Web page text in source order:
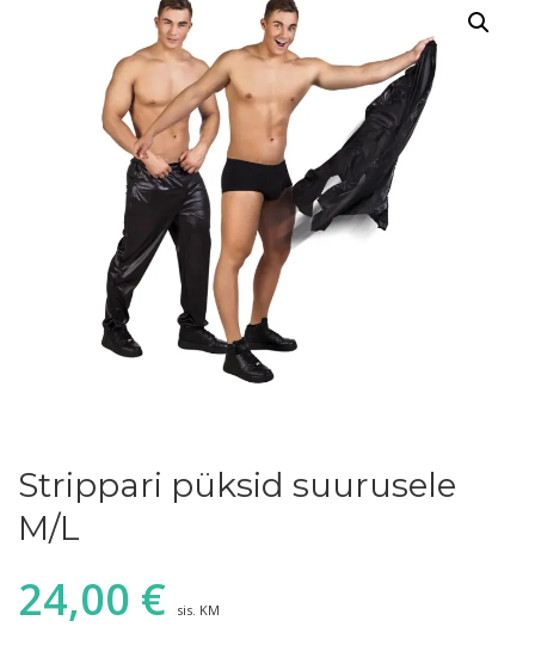
Strippari püksid suurusele
M/L
24,00 € sis. KM